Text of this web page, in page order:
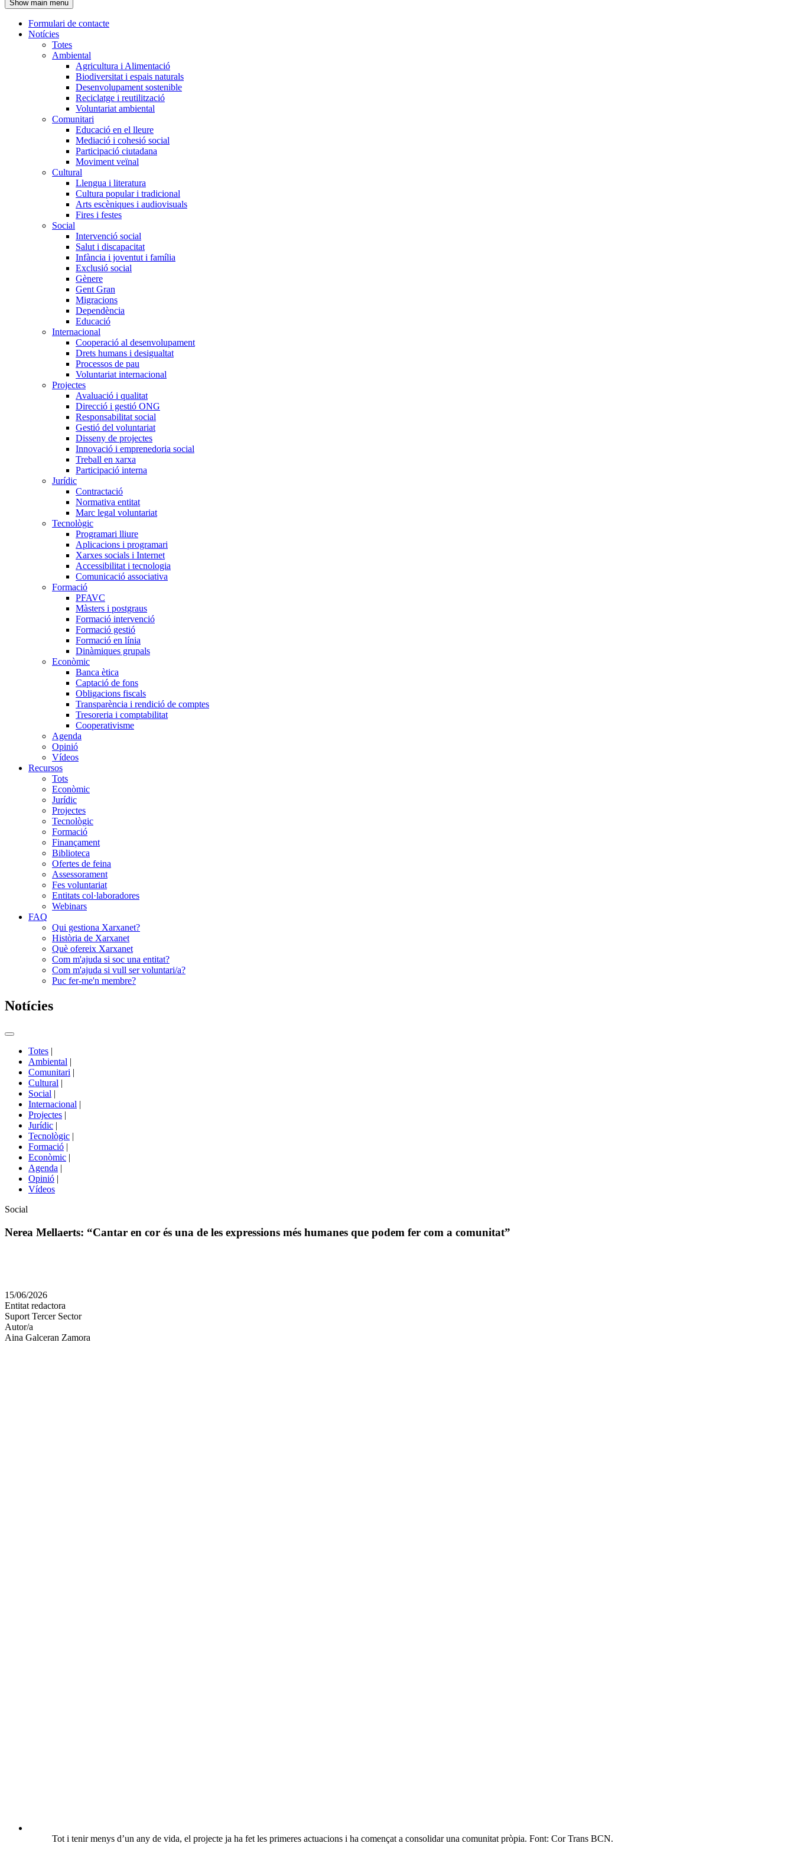
l'encapçalament
Show main menu
Navegació
principal
Formulari de contacte
Notícies
Totes
Ambiental
Agricultura i Alimentació
Biodiversitat i espais naturals
Desenvolupament sostenible
Reciclatge i reutilització
Voluntariat ambiental
Comunitari
Educació en el lleure
Mediació i cohesió social
Participació ciutadana
Moviment veïnal
Cultural
Llengua i literatura
Cultura popular i tradicional
Arts escèniques i audiovisuals
Fires i festes
Social
Intervenció social
Salut i discapacitat
Infància i joventut i família
Exclusió social
Gènere
Gent Gran
Migracions
Dependència
Educació
Internacional
Cooperació al desenvolupament
Drets humans i desigualtat
Processos de pau
Voluntariat internacional
Projectes
Avaluació i qualitat
Direcció i gestió ONG
Responsabilitat social
Gestió del voluntariat
Disseny de projectes
Innovació i emprenedoria social
Treball en xarxa
Participació interna
Jurídic
Contractació
Normativa entitat
Marc legal voluntariat
Tecnològic
Programari lliure
Aplicacions i programari
Xarxes socials i Internet
Accessibilitat i tecnologia
Comunicació associativa
Formació
PFAVC
Màsters i postgraus
Formació intervenció
Formació gestió
Formació en línia
Dinàmiques grupals
Econòmic
Banca ètica
Captació de fons
Obligacions fiscals
Transparència i rendició de comptes
Tresoreria i comptabilitat
Cooperativisme
Agenda
Opinió
Vídeos
Recursos
Tots
Econòmic
Jurídic
Projectes
Tecnològic
Formació
Finançament
Biblioteca
Ofertes de feina
Assessorament
Fes voluntariat
Entitats col·laboradores
Webinars
FAQ
Qui gestiona Xarxanet?
Història de Xarxanet
Què ofereix Xarxanet
Com m'ajuda si soc una entitat?
Com m'ajuda si vull ser voluntari/a?
Puc fer-me'n membre?
Notícies
Commutador
portals
Totes |
Ambiental |
Comunitari |
Cultural |
Social |
Internacional |
Projectes |
Jurídic |
Tecnològic |
Formació |
Econòmic |
Agenda |
Opinió |
Vídeos
Àmbit
la
Social
Nerea Mellaerts: “Cantar en cor és una de les expressions més humanes que podem fer com a comunitat”
en
altres
xarxes
socials
15/06/2026
Entitat redactora
Suport Tercer Sector
Autor/a
Aina Galceran Zamora
Tot i tenir menys d’un any de vida, el projecte ja ha fet les primeres actuacions i ha començat a consolidar una comunitat pròpia. Font: Cor Trans BCN.